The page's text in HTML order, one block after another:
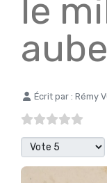
le
Détails
Écrit par : Rémy
Veuillez voter